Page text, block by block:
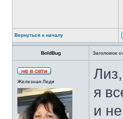
Вернуться к началу
BoldBug Заголовок
Железная Леди
я
и